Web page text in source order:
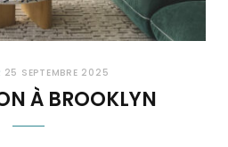
25 SEPTEMBRE 2025
À BROOKLYN